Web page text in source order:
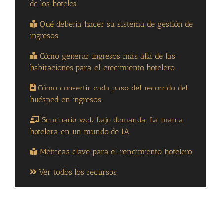
de los hoteles
Qué debería hacer su sistema de gestión de
ingresos
Cómo generar ingresos más allá de las
habitaciones para el crecimiento hotelero
Cómo convertir cada paso del recorrido del
huésped en ingresos.
Seminario web bajo demanda: La marca
hotelera en un mundo de IA
Métricas clave para el rendimiento hotelero
Ver todos los recursos